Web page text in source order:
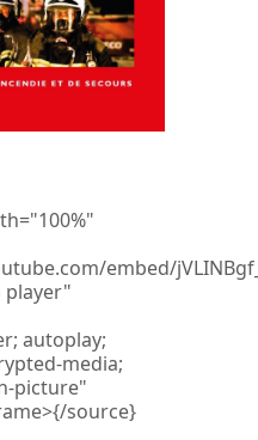
embed/
player"
autoplay;
media;
picture"
source}